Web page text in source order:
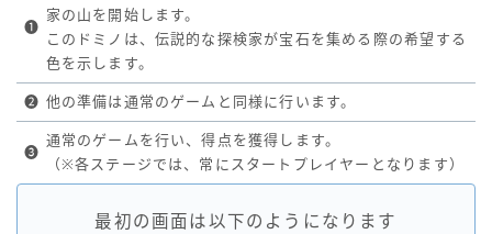
❶
家の山を開始します。
このドミノは、伝説的な探検家が宝石を集める際の希望する
色を示します。
❷ 他の準備は通常のゲームと同様に行います。
❸
通常のゲームを行い、得点を獲得します。
（※各ステージでは、常にスタートプレイヤーとなります）
最初の画面は以下のようになります